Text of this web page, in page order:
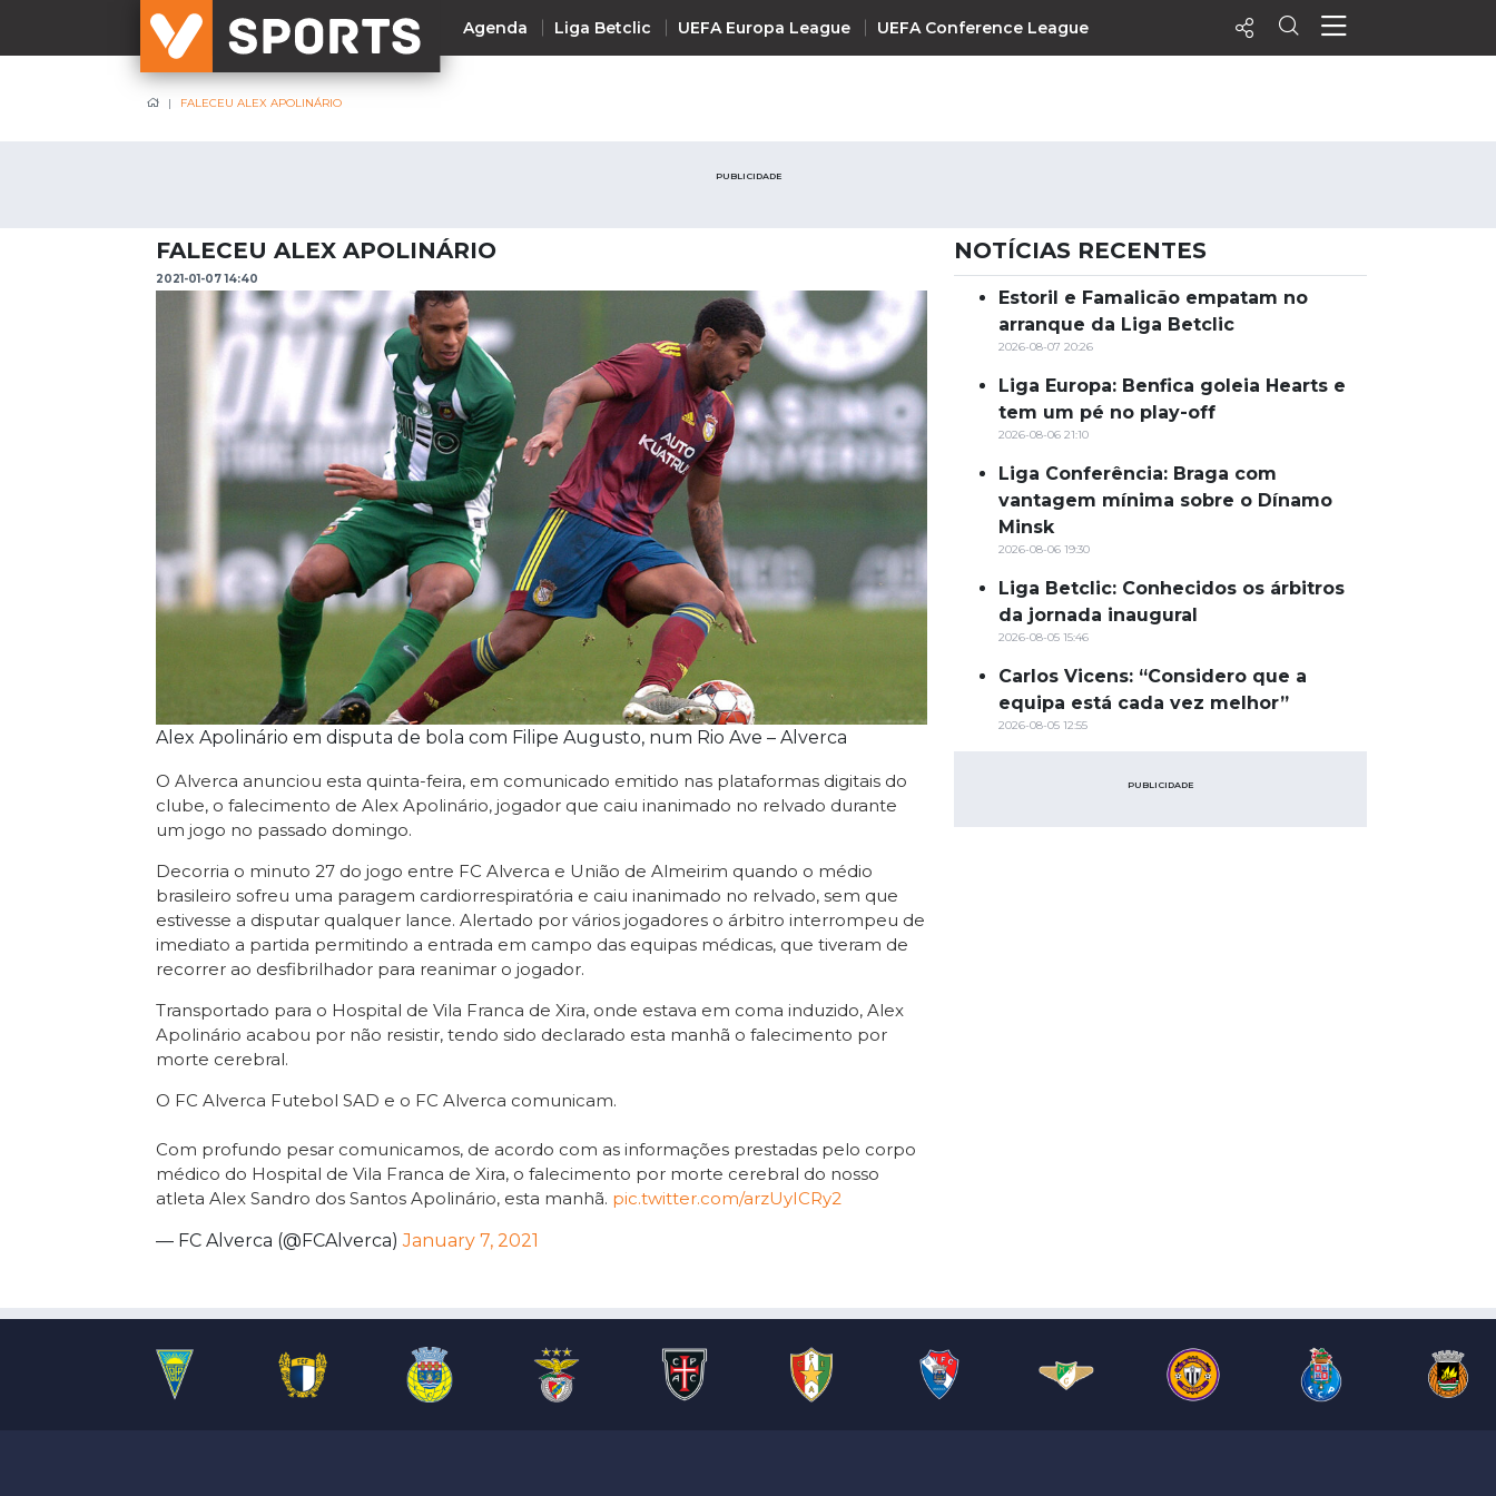
Agenda Liga Betclic UEFA Europa League UEFA Conference League
Allianz Cup
Taça Generali Tranquilidade
Premier League
La Liga
Bundesliga
Serie A
Ligue 1
Süper Lig
Saudi Pro League
MLS
Brasileirão
Mundial 2026
Agenda
Vídeos
Notícias
MatchStories
FALECEU ALEX APOLINÁRIO
PUBLICIDADE
FALECEU ALEX APOLINÁRIO
2021-01-07 14:40
Alex Apolinário em disputa de bola com Filipe Augusto, num Rio Ave – Alverca
O Alverca anunciou esta quinta-feira, em comunicado emitido nas plataformas digitais do
clube, o falecimento de Alex Apolinário, jogador que caiu inanimado no relvado durante
um jogo no passado domingo.
Decorria o minuto 27 do jogo entre FC Alverca e União de Almeirim quando o médio
brasileiro sofreu uma paragem cardiorrespiratória e caiu inanimado no relvado, sem que
estivesse a disputar qualquer lance. Alertado por vários jogadores o árbitro interrompeu de
imediato a partida permitindo a entrada em campo das equipas médicas, que tiveram de
recorrer ao desfibrilhador para reanimar o jogador.
Transportado para o Hospital de Vila Franca de Xira, onde estava em coma induzido, Alex
Apolinário acabou por não resistir, tendo sido declarado esta manhã o falecimento por
morte cerebral.
O FC Alverca Futebol SAD e o FC Alverca comunicam.
Com profundo pesar comunicamos, de acordo com as informações prestadas pelo corpo
médico do Hospital de Vila Franca de Xira, o falecimento por morte cerebral do nosso
atleta Alex Sandro dos Santos Apolinário, esta manhã. pic.twitter.com/arzUyICRy2
— FC Alverca (@FCAlverca)January 7, 2021
NOTÍCIAS RECENTES
Estoril e Famalicão empatam no
arranque da Liga Betclic
2026-08-07 20:26
Liga Europa: Benfica goleia Hearts e
tem um pé no play-off
2026-08-06 21:10
Liga Conferência: Braga com
vantagem mínima sobre o Dínamo
Minsk
2026-08-06 19:30
Liga Betclic: Conhecidos os árbitros
da jornada inaugural
2026-08-05 15:46
Carlos Vicens: “Considero que a
equipa está cada vez melhor”
2026-08-05 12:55
PUBLICIDADE